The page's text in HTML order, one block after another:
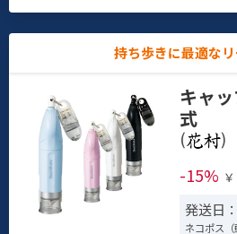
持ち歩きに最適なリ
キャ
式
(
)
-15% ￥
発送日
ネコポス（